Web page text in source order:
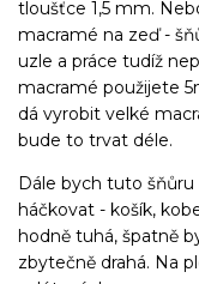
tloušťce 1,5 mm.
macramé na zeď -
uzle a práce tudíž
macramé použijete
dá vyrobit velké
bude to trvat déle.
Dále bych tuto
háčkovat - košík,
hodně tuhá, špatně
zbytečně drahá. Na